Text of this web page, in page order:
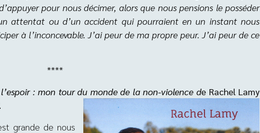
pour nous décimer, alors que nous pensions le posséder
attentat ou d’un accident qui pourraient en un instant nous
à l’inconcevable. J’ai peur de ma propre peur. J’ai peur de ce
****
: mon tour du monde de la non-violence de Rachel Lamy
grande de nous